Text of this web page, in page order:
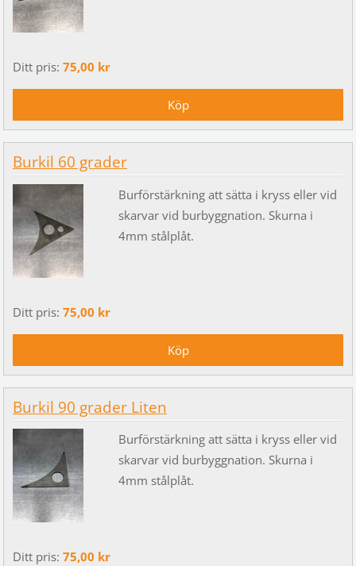
Ditt pris: 75,00 kr
Burkil 60 grader
Burförstärkning att sätta i kryss eller vid
skarvar vid burbyggnation. Skurna i
4mm stålplåt.
Ditt pris: 75,00 kr
Burkil 90 grader Liten
Burförstärkning att sätta i kryss eller vid
skarvar vid burbyggnation. Skurna i
4mm stålplåt.
Ditt pris: 75,00 kr